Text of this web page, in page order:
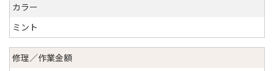
カラー
ミント
修理／作業金額